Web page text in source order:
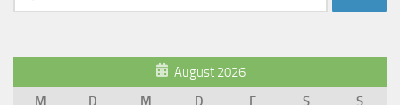
nach:
August 2026
M
D M D F S S